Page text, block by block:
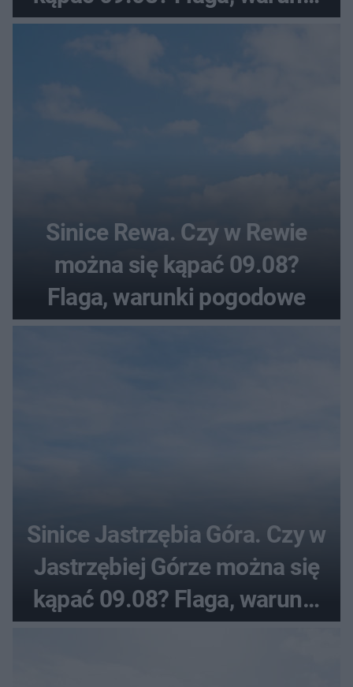
pogodowe
Sinice Rewa. Czy w Rewie
można się kąpać 09.08?
Flaga, warunki pogodowe
Sinice Jastrzębia Góra. Czy w
Jastrzębiej Górze można się
kąpać 09.08? Flaga, warunki